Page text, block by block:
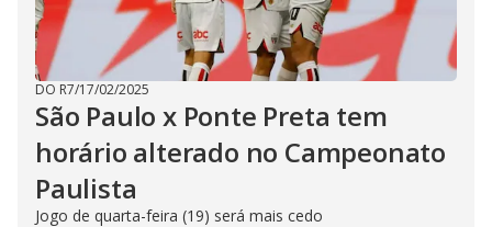
DO R7/17/02/2025
São Paulo x Ponte Preta tem
horário alterado no Campeonato
Paulista
Jogo de quarta-feira (19) será mais cedo